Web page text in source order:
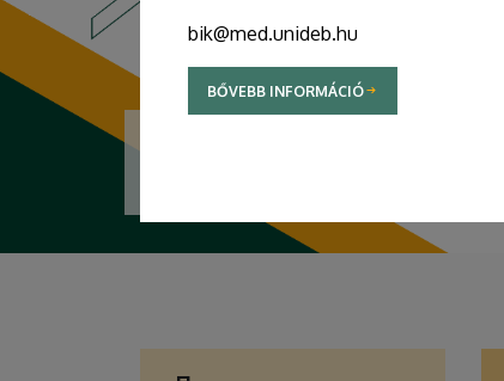
bik@med.unideb.hu
BŐVEBB INFORMÁCIÓ